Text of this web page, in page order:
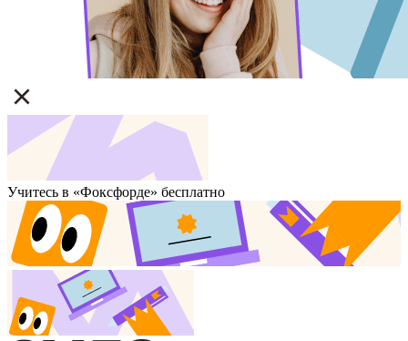
Учитесь в «Фоксфорде» бесплатно